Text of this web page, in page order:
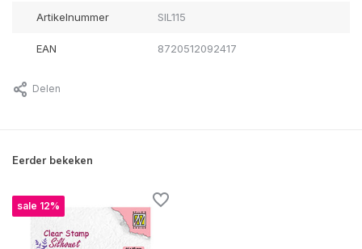
Artikelnummer SIL115
EAN 8720512092417
Delen
Eerder bekeken
sale 12%